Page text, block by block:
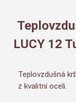
LUCY 12
Teplovzdušná
z kvalitní oceli.